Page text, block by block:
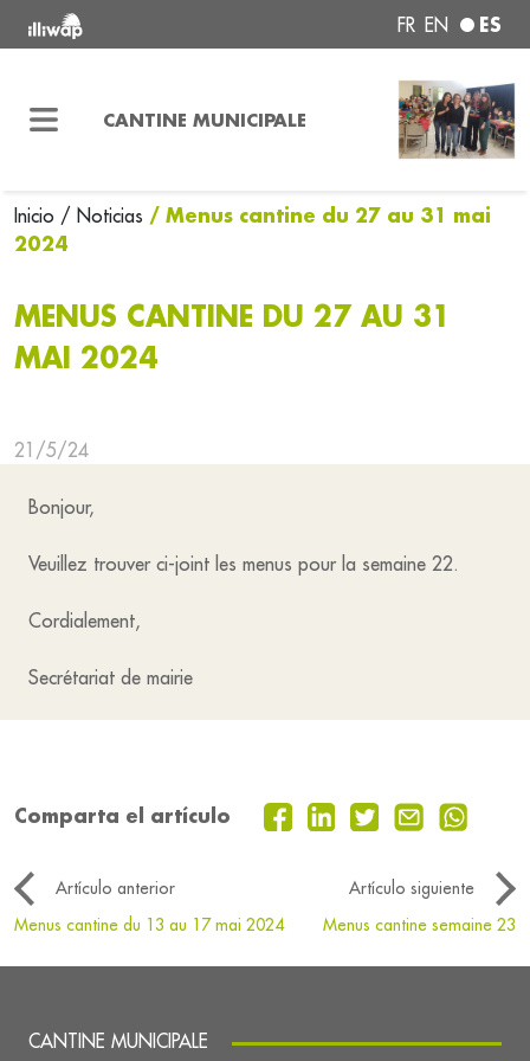
FR EN ES
CANTINE MUNICIPALE
Inicio / Noticias / Menus cantine du 27 au 31 mai
2024
MENUS CANTINE DU 27 AU 31
MAI 2024
21/5/24
Bonjour,
Veuillez trouver ci-joint les menus pour la semaine 22.
Cordialement,
Secrétariat de mairie
Comparta el artículo
Artículo anterior
Artículo siguiente
Menus cantine du 13 au 17 mai 2024
Menus cantine semaine 23
CANTINE MUNICIPALE